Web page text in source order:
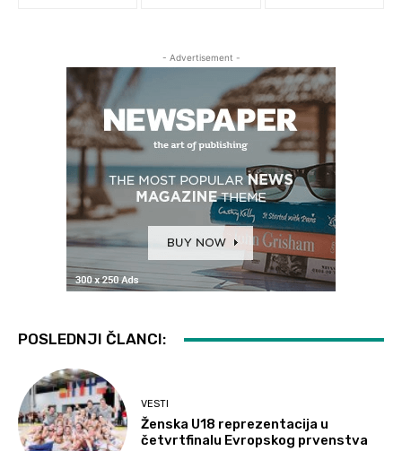
- Advertisement -
POSLEDNJI ČLANCI:
VESTI
Ženska U18 reprezentacija u
četvrtfinalu Evropskog prvenstva